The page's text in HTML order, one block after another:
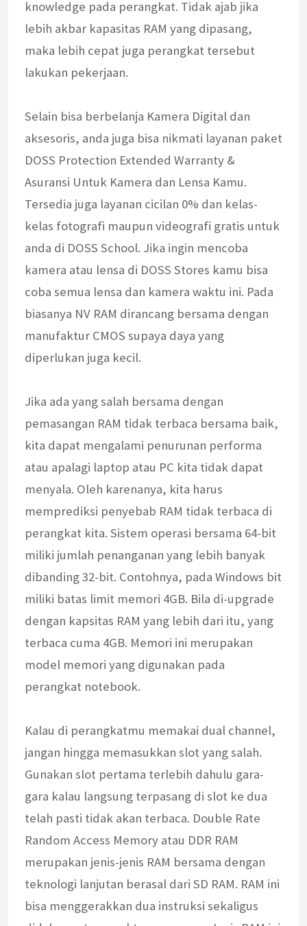
knowledge pada perangkat. Tidak ajab jika
lebih akbar kapasitas RAM yang dipasang,
maka lebih cepat juga perangkat tersebut
lakukan pekerjaan.
Selain bisa berbelanja Kamera Digital dan
aksesoris, anda juga bisa nikmati layanan paket
DOSS Protection Extended Warranty &
Asuransi Untuk Kamera dan Lensa Kamu.
Tersedia juga layanan cicilan 0% dan kelas-
kelas fotografi maupun videografi gratis untuk
anda di DOSS School. Jika ingin mencoba
kamera atau lensa di DOSS Stores kamu bisa
coba semua lensa dan kamera waktu ini. Pada
biasanya NV RAM dirancang bersama dengan
manufaktur CMOS supaya daya yang
diperlukan juga kecil.
Jika ada yang salah bersama dengan
pemasangan RAM tidak terbaca bersama baik,
kita dapat mengalami penurunan performa
atau apalagi laptop atau PC kita tidak dapat
menyala. Oleh karenanya, kita harus
memprediksi penyebab RAM tidak terbaca di
perangkat kita. Sistem operasi bersama 64-bit
miliki jumlah penanganan yang lebih banyak
dibanding 32-bit. Contohnya, pada Windows bit
miliki batas limit memori 4GB. Bila di-upgrade
dengan kapsitas RAM yang lebih dari itu, yang
terbaca cuma 4GB. Memori ini merupakan
model memori yang digunakan pada
perangkat notebook.
Kalau di perangkatmu memakai dual channel,
jangan hingga memasukkan slot yang salah.
Gunakan slot pertama terlebih dahulu gara-
gara kalau langsung terpasang di slot ke dua
telah pasti tidak akan terbaca. Double Rate
Random Access Memory atau DDR RAM
merupakan jenis-jenis RAM bersama dengan
teknologi lanjutan berasal dari SD RAM. RAM ini
bisa menggerakkan dua instruksi sekaligus